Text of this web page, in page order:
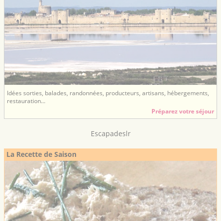
Idées sorties, balades, randonnées, producteurs, artisans, hébergements,
restauration...
Préparez votre séjour
Escapadeslr
La Recette de Saison